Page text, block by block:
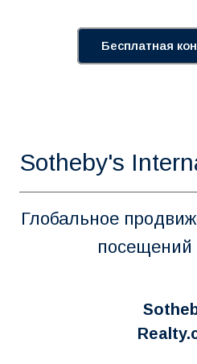
Бесплатная
Sotheby's
Глобальное
посещений